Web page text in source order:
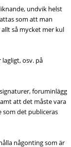
undvik helst
som att man
så mycket mer kul
osv. på
foruminlägg
att det måste vara
det publiceras
någonting som är